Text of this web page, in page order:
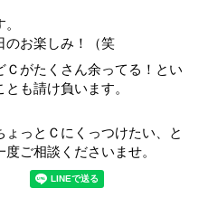
のお楽しみ！（笑
がたくさん余ってる！とい
も請け負います。
っとＣにくっつけたい、と
ご相談くださいませ。